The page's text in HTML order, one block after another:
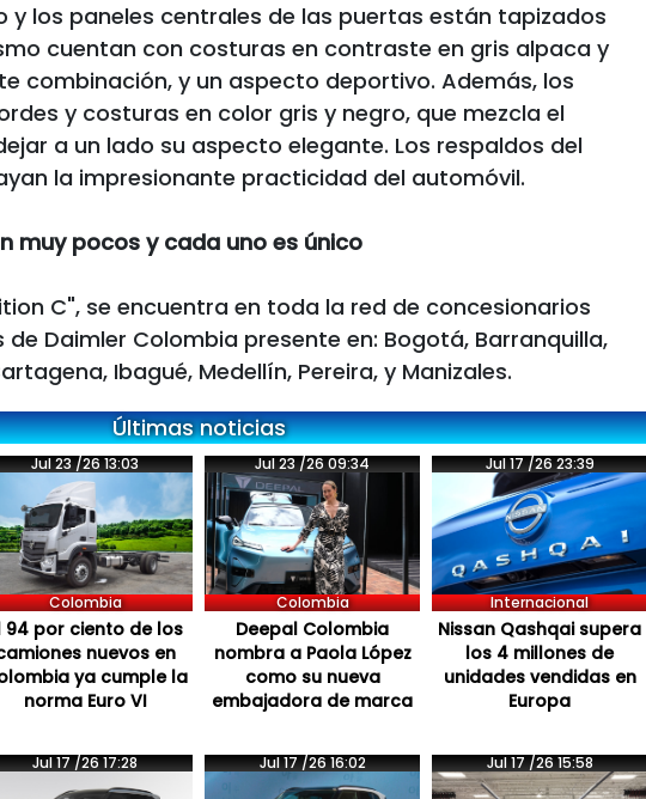
y los paneles centrales de las puertas están tapizados
cuentan con costuras en contraste en gris alpaca y
combinación, y un aspecto deportivo. Además, los
y costuras en color gris y negro, que mezcla el
a un lado su aspecto elegante. Los respaldos del
la impresionante practicidad del automóvil.
muy pocos y cada uno es único
C", se encuentra en toda la red de concesionarios
Daimler Colombia presente en: Bogotá, Barranquilla,
Ibagué, Medellín, Pereira, y Manizales.
Últimas noticias
Jul 23 /26 13:03
Colombia
94 por ciento de los
nuevos en
ya cumple la
norma Euro VI
Jul 23 /26 09:34
Colombia
Deepal Colombia
nombra a Paola López
como su nueva
embajadora de marca
Jul 17 /26 23:39
Internacional
Nissan Qashqai supera
los 4 millones de
unidades vendidas en
Europa
Jul 17 /26 17:28 Jul 17 /26 16:02 Jul 17 /26 15:58